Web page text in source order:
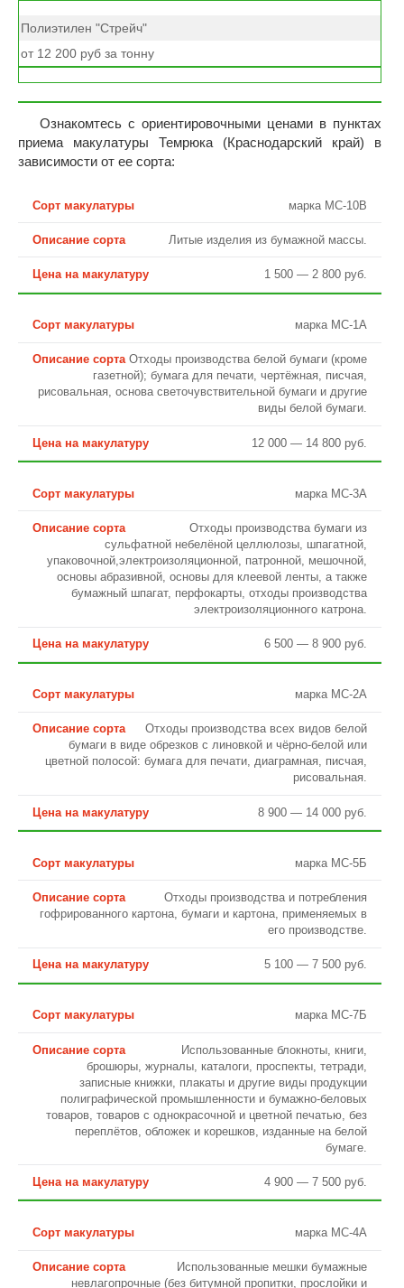
Полиэтилен "Стрейч"
от 12 200 руб за тонну
Ознакомтесь с ориентировочными ценами в пунктах
приема макулатуры Темрюка (Краснодарский край) в
зависимости от ее сорта:
марка МС-10В
Литые изделия из бумажной массы.
1 500 — 2 800 руб.
марка МС-1А
Отходы производства белой бумаги (кроме
газетной); бумага для печати, чертёжная, писчая,
рисовальная, основа светочувствительной бумаги и другие
виды белой бумаги.
12 000 — 14 800 руб.
марка МС-3А
Отходы производства бумаги из
сульфатной небелёной целлюлозы, шпагатной,
упаковочной,электроизоляционной, патронной, мешочной,
основы абразивной, основы для клеевой ленты, а также
бумажный шпагат, перфокарты, отходы производства
электроизоляционного катрона.
6 500 — 8 900 руб.
марка МС-2А
Отходы производства всех видов белой
бумаги в виде обрезков с линовкой и чёрно-белой или
цветной полосой: бумага для печати, диаграмная, писчая,
рисовальная.
8 900 — 14 000 руб.
марка МС-5Б
Отходы производства и потребления
гофрированного картона, бумаги и картона, применяемых в
его производстве.
5 100 — 7 500 руб.
марка МС-7Б
Использованные блокноты, книги,
брошюры, журналы, каталоги, проспекты, тетради,
записные книжки, плакаты и другие виды продукции
полиграфической промышленности и бумажно-беловых
товаров, товаров с однокрасочной и цветной печатью, без
переплётов, обложек и корешков, изданные на белой
бумаге.
4 900 — 7 500 руб.
марка МС-4А
Использованные мешки бумажные
невлагопрочные (без битумной пропитки, прослойки и